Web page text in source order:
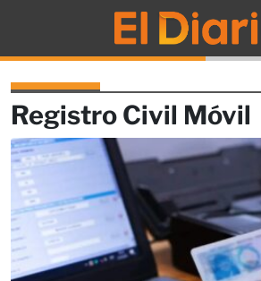
Registro Civil Móvil